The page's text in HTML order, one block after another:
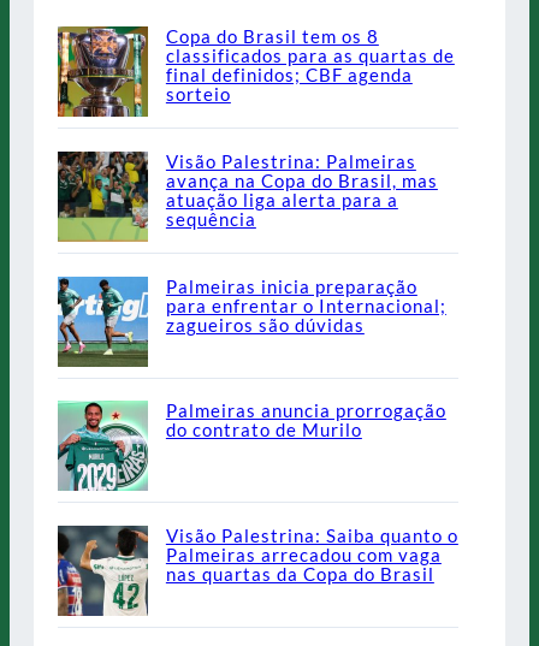
Copa do Brasil tem os 8
classificados para as quartas de
final definidos; CBF agenda
sorteio
Visão Palestrina: Palmeiras
avança na Copa do Brasil, mas
atuação liga alerta para a
sequência
Palmeiras inicia preparação
para enfrentar o Internacional;
zagueiros são dúvidas
Palmeiras anuncia prorrogação
do contrato de Murilo
Visão Palestrina: Saiba quanto o
Palmeiras arrecadou com vaga
nas quartas da Copa do Brasil